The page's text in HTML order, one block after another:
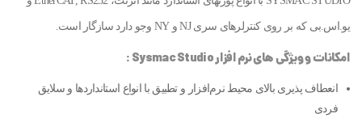
یو‌.اس.بی که بر روی کنترلرهای سری NJ و NY وجو دارد سازگار است.
امکانات و ویژگی های نرم افزار Sysmac Studio :
انعطاف پذیری بالای محیط نرم‌افزار و تطبیق با انواع استانداردها و سلایق
فردی